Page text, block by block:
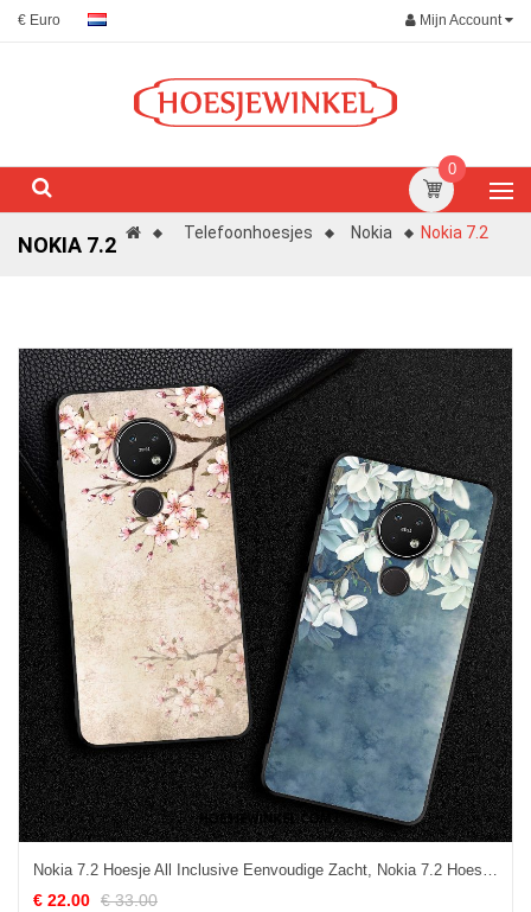
€ Euro Mijn Account
0
NOKIA 7.2 Telefoonhoesjes Nokia Nokia 7.2
Nokia 7.2 Hoesje All Inclusive Eenvoudige Zacht, Nokia 7.2 Hoesje Chinese Stijl Siliconen Beige
€ 22.00 € 33.00